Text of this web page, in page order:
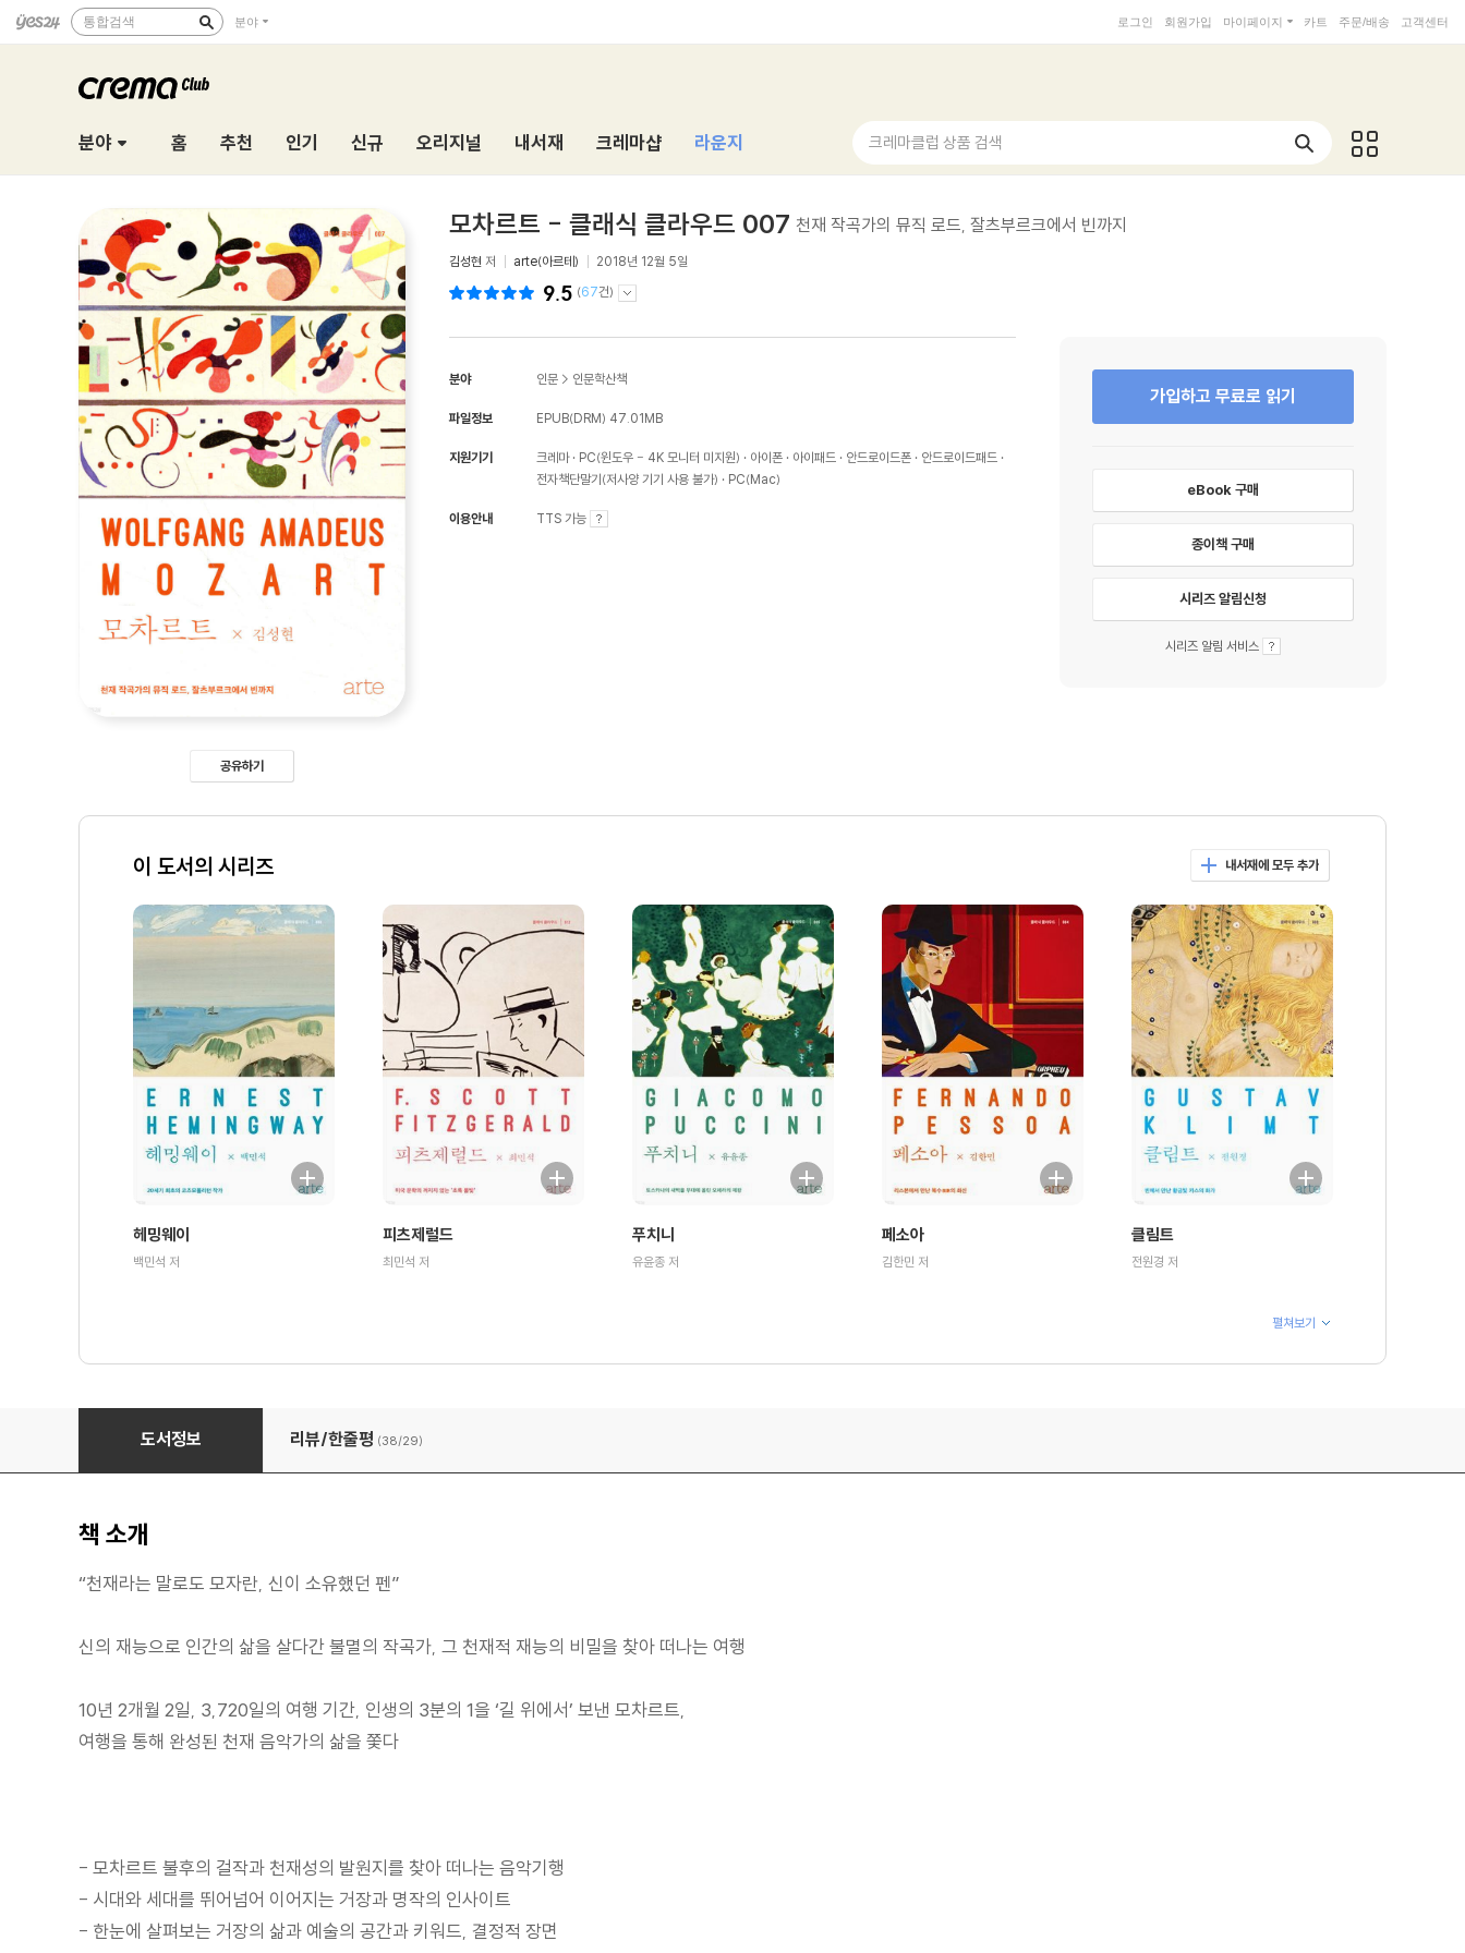
통합검색 분야 로그인 회원가입 마이페이지 카트 주문/배송 고객센터
분야 홈 추천 인기 신규 오리지널 내서재 크레마샵 라운지 크레마클럽 상품 검색
공유하기
모차르트 - 클래식 클라우드 007 천재 작곡가의 뮤직 로드, 잘츠부르크에서 빈까지
김성현 저 arte(아르테) 2018년 12월 5일
9.5 (67건)
분야 인문 > 인문학산책
파일정보 EPUB(DRM) 47.01MB
지원기기 크레마 PC(윈도우 - 4K 모니터 미지원) 아이폰 아이패드 안드로이드폰
안드로이드패드
전자책단말기(저사양 기기 사용 불가)
PC(Mac)
이용안내 TTS 가능
가입하고 무료로 읽기
eBook 구매
종이책 구매
시리즈 알림신청
시리즈 알림 서비스
이 도서의 시리즈 내서재에 모두 추가
헤밍웨이
백민석 저
피츠제럴드
최민석 저
푸치니
유윤종 저
페소아
김한민 저
클림트
전원경 저
펼쳐보기
모차르트 - 클래식 클라우드 007
도서정보 리뷰/한줄평 (38/29)
책 소개
“천재라는 말로도 모자란, 신이 소유했던 펜”
신의 재능으로 인간의 삶을 살다간 불멸의 작곡가, 그 천재적 재능의 비밀을 찾아 떠나는 여행
10년 2개월 2일, 3,720일의 여행 기간, 인생의 3분의 1을 ‘길 위에서’ 보낸 모차르트,
여행을 통해 완성된 천재 음악가의 삶을 쫓다
- 모차르트 불후의 걸작과 천재성의 발원지를 찾아 떠나는 음악기행
- 시대와 세대를 뛰어넘어 이어지는 거장과 명작의 인사이트
- 한눈에 살펴보는 거장의 삶과 예술의 공간과 키워드, 결정적 장면